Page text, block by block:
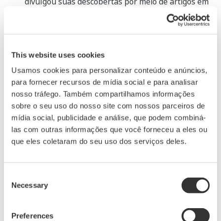
This website uses cookies
Usamos cookies para personalizar conteúdo e anúncios,
para fornecer recursos de mídia social e para analisar
nosso tráfego. Também compartilhamos informações
sobre o seu uso do nosso site com nossos parceiros de
mídia social, publicidade e análise, que podem combiná-
las com outras informações que você forneceu a eles ou
que eles coletaram do seu uso dos serviços deles.
Selection
Necessary
Preferences
revistas acadêmicas e apresentações. A SICE
concedeu esse prêmio à Yokogawa Solution Service
realizações no estabelecimento de medidas que
podem rapidamente colocar as fábricas novamente
em operação após um desastre natural e que se
mostram úteis nas atividades de manutenção do
ciclo de vida das fábricas.
Prêmio Internacional de
Prize é concedido a indivíduos e organizações que
estabelecimento de normas internacionais em campos